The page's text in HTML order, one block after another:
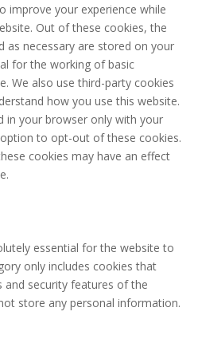
improve your experience while
Out of these cookies, the
as necessary are stored on your
for the working of basic
We also use third-party cookies
how you use this website.
in your browser only with your
to opt-out of these cookies.
cookies may have an effect
essential for the website to
only includes cookies that
and security features of the
store any personal information.